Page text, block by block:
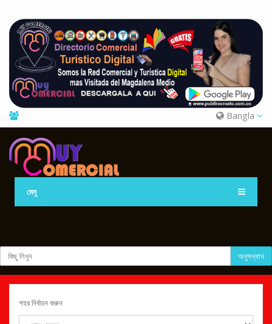
Bangla
মেনু
অনুসন্ধান
শহর নির্বাচন করুন